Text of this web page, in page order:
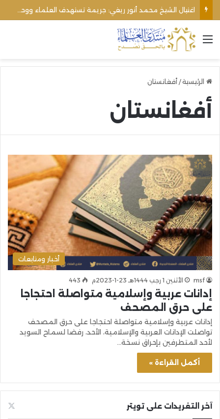
القائمة
الرئيسية/ أفغانستان
أفغانستان
أخبار ومتابعات
msf الأثنين 1 رجب 1444هـ 23-1-2023م 443
إدانات عربية وإسلامية متواصلة احتجاجا
على حرق المصحف
إدانات عربية وإسلامية متواصلة احتجاجا على حرق المصحف
تواصلت الإدانات العربية والإسلامية، الأحد، رفضا لسماح السويد
لأحد المتطرفين بإحراق نسخة…
أكمل القراءة »
آخر التغريدات على تويتر